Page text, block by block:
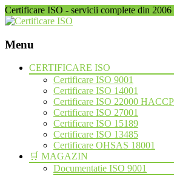
Certificare ISO - servicii complete din 2006
Menu
Skip
CERTIFICARE ISO
Certificare ISO 9001
Certificare ISO 14001
Certificare ISO 22000 HACCP
Certificare ISO 27001
Certificare ISO 15189
Certificare ISO 13485
Certificare OHSAS 18001
🛒 MAGAZIN
Documentatie ISO 9001